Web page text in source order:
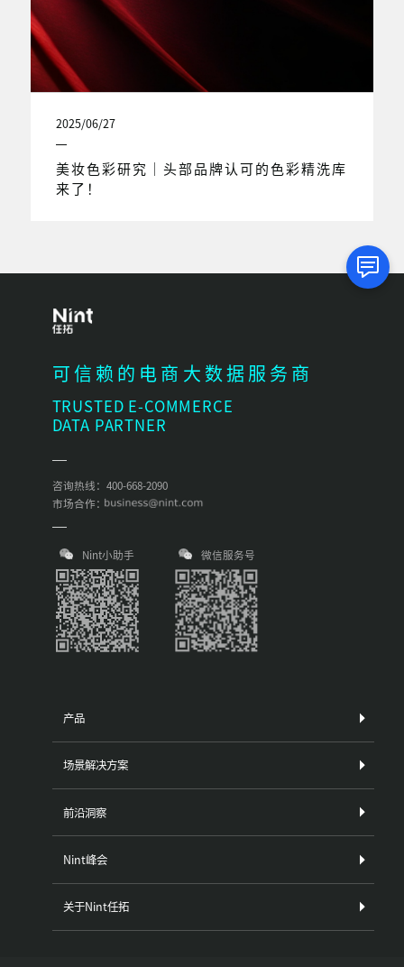
2025/06/27
美妆色彩研究｜头部品牌认可的色彩精洗库
来了！
可信赖的电商大数据服务商
TRUSTED E-COMMERCE
DATA PARTNER
咨询热线：400-668-2090
市场合作：
Nint小助手 微信服务号
产品
场景解决方案
前沿洞察
Nint峰会
关于Nint任拓